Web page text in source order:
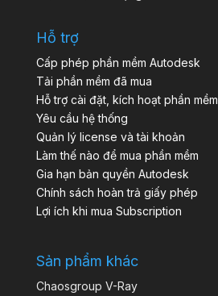
Hỗ trợ
Cấp phép phần mềm Autodesk
Tải phần mềm đã mua
Hỗ trợ cài đặt, kích hoạt phần mềm
Yêu cầu hệ thống
Quản lý license và tài khoản
Làm thế nào để mua phần mềm
Gia hạn bản quyền Autodesk
Chính sách hoàn trả giấy phép
Lợi ích khi mua Subscription
Sản phẩm khác
Chaosgroup V-Ray